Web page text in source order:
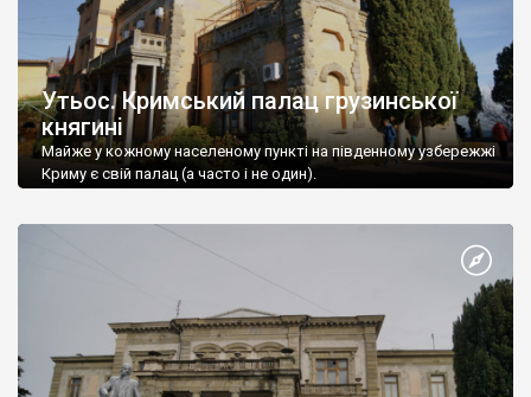
Утьос. Кримський палац грузинської
княгині
Майже у кожному населеному пункті на південному узбережжі
Криму є свій палац (а часто і не один).